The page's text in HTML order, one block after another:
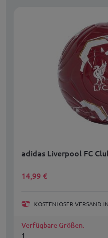
adidas Liverpool FC
14,99 €
KOSTENLOSER VERSAND
Verfügbare Größen:
1